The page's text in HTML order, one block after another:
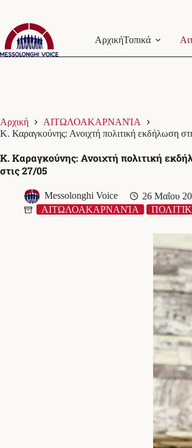
Μετάβαση
στο
περιεχόμενο
ΑρχικήΤοπικά
Αρχική
ΑΙΤΩΛΟΑΚΑΡΝΑΝΊΑ
Κ. Καραγκούνης: Ανοιχτή πολιτική εκδήλωση
Κ. Καραγκούνης: Ανοιχτή πολιτική
στις 27/05
Messolonghi Voice 26 Μαΐου
ΑΙΤΩΛΟΑΚΑΡΝΑΝΊΑ